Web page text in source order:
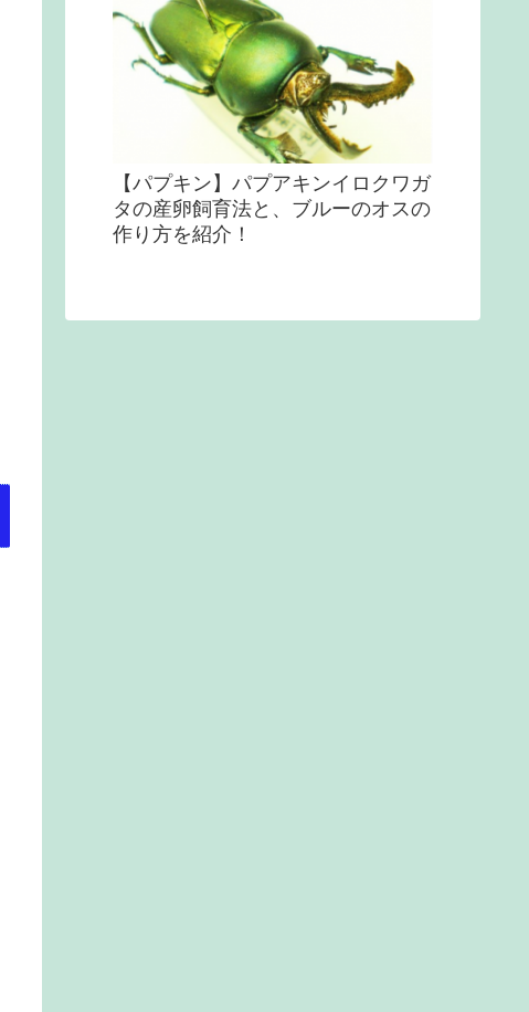
【パプキン】パプアキンイロクワガ
タの産卵飼育法と、ブルーのオスの
作り方を紹介！